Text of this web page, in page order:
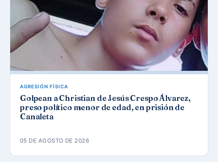
AGRESIÓN FÍSICA
Golpean a Christian de Jesús Crespo Álvarez,
preso político menor de edad, en prisión de
Canaleta
05 DE AGOSTO DE 2026